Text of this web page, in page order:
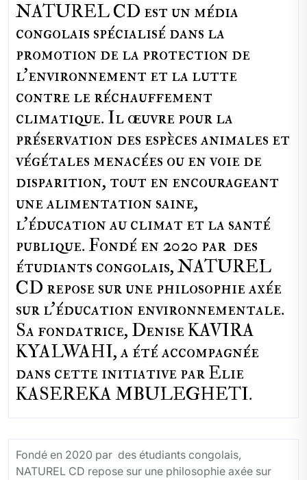
NATUREL CD est un média
congolais spécialisé dans la
promotion de la protection de
l’environnement et la lutte
contre le réchauffement
climatique. Il œuvre pour la
préservation des espèces animales et
végétales menacées ou en voie de
disparition, tout en encourageant
une alimentation saine,
l'éducation au climat et la santé
publique. Fondé en 2020 par des
étudiants congolais, NATUREL
CD repose sur une philosophie axée
sur l'éducation environnementale.
Sa fondatrice, Denise KAVIRA
KYALWAHI, a été accompagnée
dans cette initiative par Elie
KASEREKA MBULEGHETI.
Fondé en 2020 par des étudiants congolais,
NATUREL CD repose sur une philosophie axée sur